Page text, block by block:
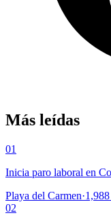
Más leídas
01
Inicia paro laboral en
Playa del Carmen·1,988
02